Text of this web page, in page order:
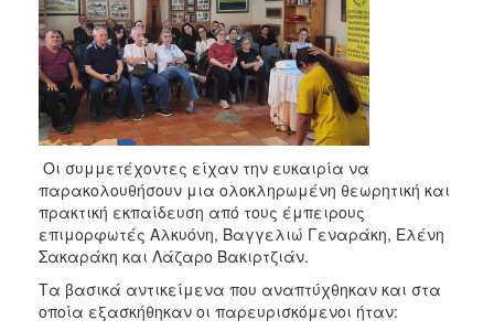
Οι συμμετέχοντες είχαν την ευκαιρία να
παρακολουθήσουν μια ολοκληρωμένη θεωρητική και
πρακτική εκπαίδευση από τους έμπειρους
επιμορφωτές Αλκυόνη, Βαγγελιώ Γεναράκη, Ελένη
Σακαράκη και Λάζαρο Βακιρτζιάν.
Τα βασικά αντικείμενα που αναπτύχθηκαν και στα
οποία εξασκήθηκαν οι παρευρισκόμενοι ήταν: